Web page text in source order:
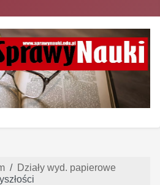
Działy wyd. papierowe